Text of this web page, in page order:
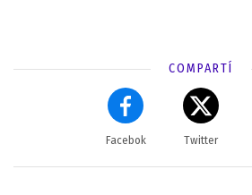
COMPARTÍ
Facebok Twitter